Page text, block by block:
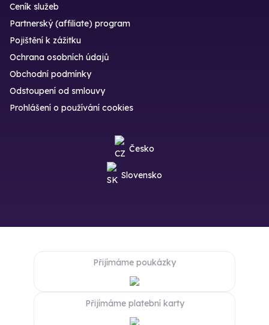
Ceník služeb
Partnerský (affiliate) program
Pojištění k zážitku
Ochrana osobních údajů
Obchodní podmínky
Odstoupení od smlouvy
Prohlášení o používání cookies
Česko
Slovensko
Přijímáme poukázky
Přijímáme platební karty